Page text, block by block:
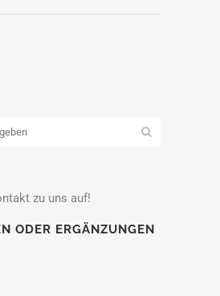
zu uns auf!
ODER ERGÄNZUNGEN